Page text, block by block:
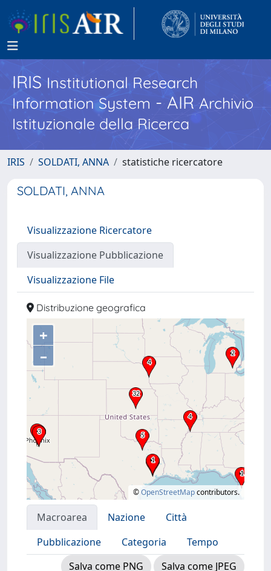
IRISInstitutional Research
Information System - AIR Archivio
Istituzionale della Ricerca
IRIS SOLDATI, ANNA statistiche ricercatore
SOLDATI, ANNA
Visualizzazione Ricercatore
Visualizzazione Pubblicazione
Visualizzazione File
Distribuzione geografica
+
–
©OpenStreetMapcontributors.
Macroarea Nazione
Città
Pubblicazione
Categoria
Tempo
Salva come PNG
Salva come JPEG